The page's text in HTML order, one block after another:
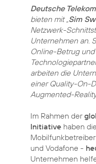
Deutsche
bieten mit „Sim
Netzwerk-
Unternehmen an.
Online-Betrug
arbeiten die
einer Quality-On-
Augmented-
Im Rahmen der
Initiative haben
und Vodafone -
Unternehmen